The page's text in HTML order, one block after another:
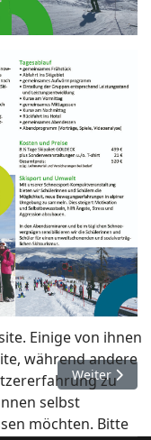
Nächster
Weiter
Einige von ihnen
während andere
zu
selbst
möchten. Bitte